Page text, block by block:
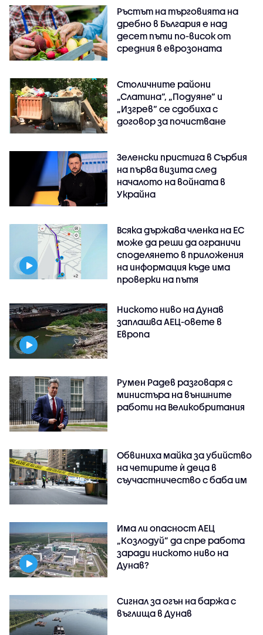
Ръстът на търговията на
дребно в България е над
десет пъти по-висок от
средния в еврозоната
Столичните райони
„Слатина“, „Подуяне“ и
„Изгрев“ се сдобиха с
договор за почистване
Зеленски пристига в Сърбия
на първа визита след
началото на войната в
Украйна
Всяка държава членка на ЕС
може да реши да ограничи
споделянето в приложения
на информация къде има
проверки на пътя
Ниското ниво на Дунав
заплашва АЕЦ-овете в
Европа
Румен Радев разговаря с
министъра на външните
работи на Великобритания
Обвиниха майка за убийство
на четирите ѝ деца в
съучастничество с баба им
Има ли опасност АЕЦ
„Козлодуй” да спре работа
заради ниското ниво на
Дунав?
Сигнал за огън на баржа с
въглища в Дунав